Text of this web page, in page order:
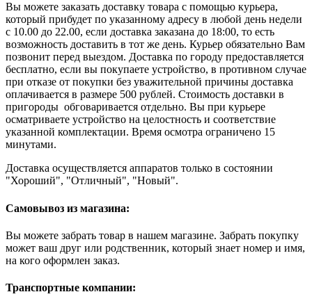
Вы можете заказать доставку товара с помощью курьера,
который прибудет по указанному адресу в любой день недели
с 10.00 до 22.00, если доставка заказана до 18:00, то есть
возможность доставить в тот же день. Курьер обязательно Вам
позвонит перед выездом. Доставка по городу предоставляется
бесплатно, если вы покупаете устройство, в противном случае
при отказе от покупки без уважительной причины доставка
оплачивается в размере 500 рублей. Стоимость доставки в
пригороды обговаривается отдельно. Вы при курьере
осматриваете устройство на целостность и соответствие
указанной комплектации. Время осмотра ограничено 15
минутами.
Доставка осуществляется аппаратов только в состоянии
"Хороший", "Отличный", "Новый".
Самовывоз из магазина:
Вы можете забрать товар в нашем магазине. Забрать покупку
может ваш друг или родственник, который знает номер и имя,
на кого оформлен заказ.
Транспортные компании: